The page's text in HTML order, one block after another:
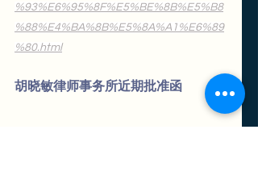
%93%E6%95%8F%E5%BE%8B%E5%B8
%88%E4%BA%8B%E5%8A%A1%E6%89
%80.html
胡晓敏律师事务所近期批准函